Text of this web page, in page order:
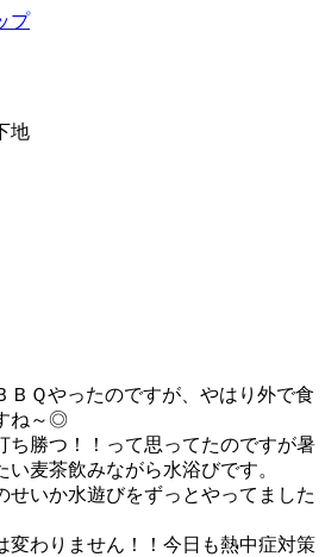
プ
ＢＱやったのですが、やはり外で食
ね～◎
ち勝つ！！って思ってたのですが暑
麦茶飲みながら水浴びです。
せいか水遊びをずっとやってました
変わりません！！今日も熱中症対策